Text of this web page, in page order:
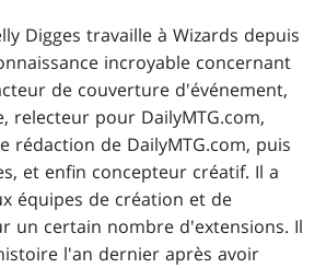
Digges travaille à Wizards depuis
incroyable concernant
de couverture d'événement,
relecteur pour DailyMTG.com,
rédaction de DailyMTG.com, puis
et enfin concepteur créatif. Il a
équipes de création et de
un certain nombre d'extensions. Il
l'an dernier après avoir